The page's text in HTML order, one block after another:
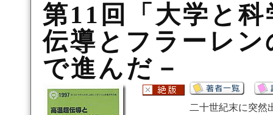
第11回「大学と
伝導とフラーレ
で進んだ－
二十世紀末に突然